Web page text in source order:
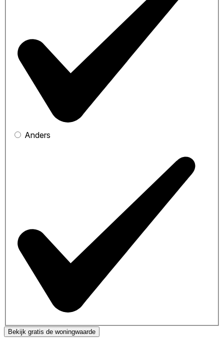
Anders
Bekijk gratis de woningwaarde